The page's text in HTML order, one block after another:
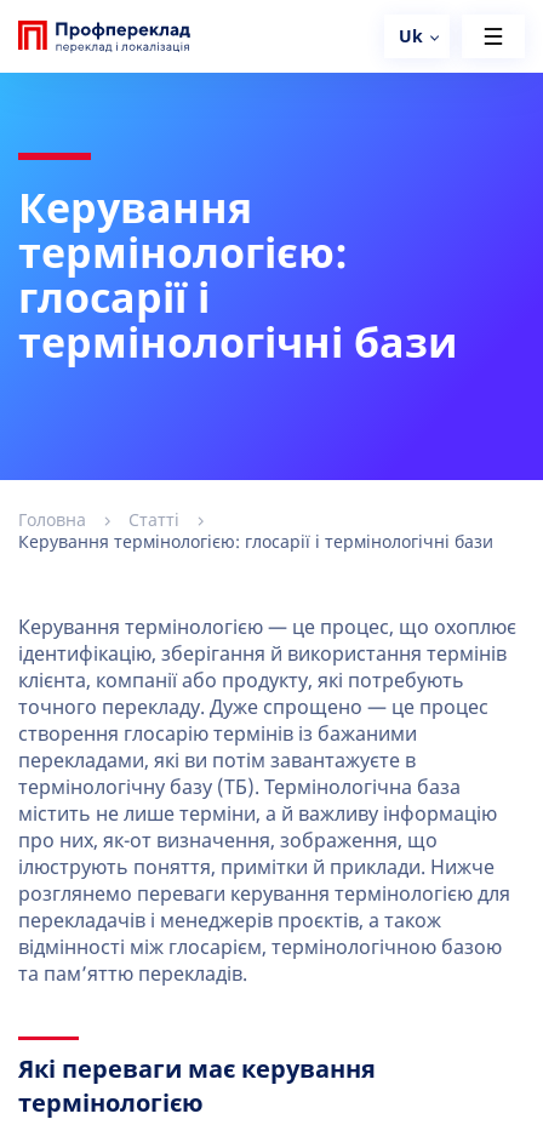
Uk
Керування
термінологією:
глосарії і
термінологічні бази
Головна
Статті
Керування термінологією: глосарії і термінологічні бази
Керування термінологією — це процес, що охоплює
ідентифікацію, зберігання й використання термінів
клієнта, компанії або продукту, які потребують
точного перекладу. Дуже спрощено — це процес
створення глосарію термінів із бажаними
перекладами, які ви потім завантажуєте в
термінологічну базу (ТБ). Термінологічна база
містить не лише терміни, а й важливу інформацію
про них, як-от визначення, зображення, що
ілюструють поняття, примітки й приклади. Нижче
розглянемо переваги керування термінологією для
перекладачів і менеджерів проєктів, а також
відмінності між глосарієм, термінологічною базою
та пам’яттю перекладів.
Які переваги має керування
термінологією